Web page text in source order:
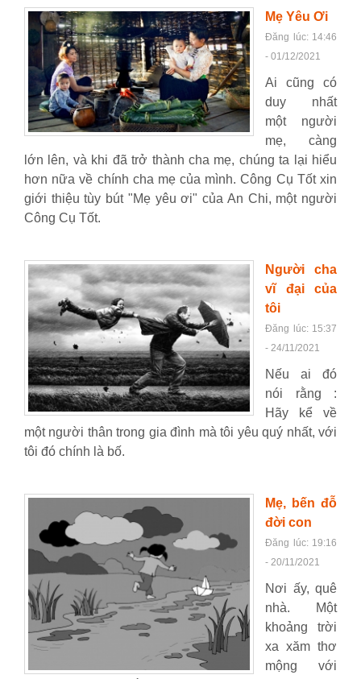
Mẹ Yêu Ơi
Đăng lúc: 14:46
- 01/12/2021
Ai cũng có
duy nhất
một người
mẹ, càng
lớn lên, và khi đã trở thành cha mẹ, chúng ta lại hiểu
hơn nữa về chính cha mẹ của mình. Công Cụ Tốt xin
giới thiệu tùy bút "Mẹ yêu ơi" của An Chi, một người
Công Cụ Tốt.
Người cha
vĩ đại của
tôi
Đăng lúc: 15:37
- 24/11/2021
Nếu ai đó
nói rằng :
Hãy kể về
một người thân trong gia đình mà tôi yêu quý nhất, với
tôi đó chính là bố.
Mẹ, bến đỗ
đời con
Đăng lúc: 19:16
- 20/11/2021
Nơi ấy, quê
nhà. Một
khoảng trời
xa xăm thơ
mộng với